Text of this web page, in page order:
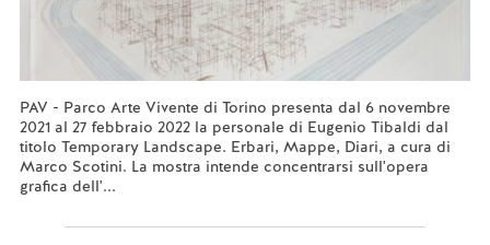
PAV - Parco Arte Vivente di Torino presenta dal 6 novembre
2021 al 27 febbraio 2022 la personale di Eugenio Tibaldi dal
titolo Temporary Landscape. Erbari, Mappe, Diari, a cura di
Marco Scotini. La mostra intende concentrarsi sull'opera
grafica dell'...